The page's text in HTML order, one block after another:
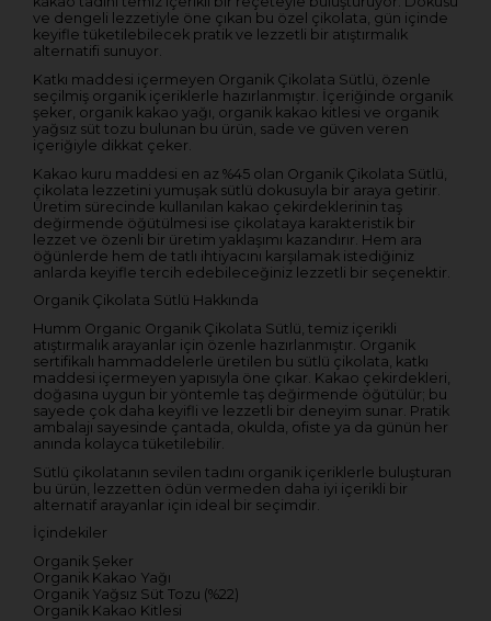
ve dengeli lezzetiyle öne çıkan bu özel çikolata, gün içinde
keyifle tüketilebilecek pratik ve lezzetli bir atıştırmalık
alternatifi sunuyor.
Katkı maddesi içermeyen Organik Çikolata Sütlü, özenle
seçilmiş organik içeriklerle hazırlanmıştır. İçeriğinde organik
şeker, organik kakao yağı, organik kakao kitlesi ve organik
yağsız süt tozu bulunan bu ürün, sade ve güven veren
içeriğiyle dikkat çeker.
Kakao kuru maddesi en az %45 olan Organik Çikolata Sütlü,
çikolata lezzetini yumuşak sütlü dokusuyla bir araya getirir.
Üretim sürecinde kullanılan kakao çekirdeklerinin taş
değirmende öğütülmesi ise çikolataya karakteristik bir
lezzet ve özenli bir üretim yaklaşımı kazandırır. Hem ara
öğünlerde hem de tatlı ihtiyacını karşılamak istediğiniz
anlarda keyifle tercih edebileceğiniz lezzetli bir seçenektir.
Organik Çikolata Sütlü Hakkında
Humm Organic Organik Çikolata Sütlü, temiz içerikli
atıştırmalık arayanlar için özenle hazırlanmıştır. Organik
sertifikalı hammaddelerle üretilen bu sütlü çikolata, katkı
maddesi içermeyen yapısıyla öne çıkar. Kakao çekirdekleri,
doğasına uygun bir yöntemle taş değirmende öğütülür; bu
sayede çok daha keyifli ve lezzetli bir deneyim sunar. Pratik
ambalajı sayesinde çantada, okulda, ofiste ya da günün her
anında kolayca tüketilebilir.
Sütlü çikolatanın sevilen tadını organik içeriklerle buluşturan
bu ürün, lezzetten ödün vermeden daha iyi içerikli bir
alternatif arayanlar için ideal bir seçimdir.
İçindekiler
Organik Şeker
Organik Kakao Yağı
Organik Yağsız Süt Tozu (%22)
Organik Kakao Kitlesi